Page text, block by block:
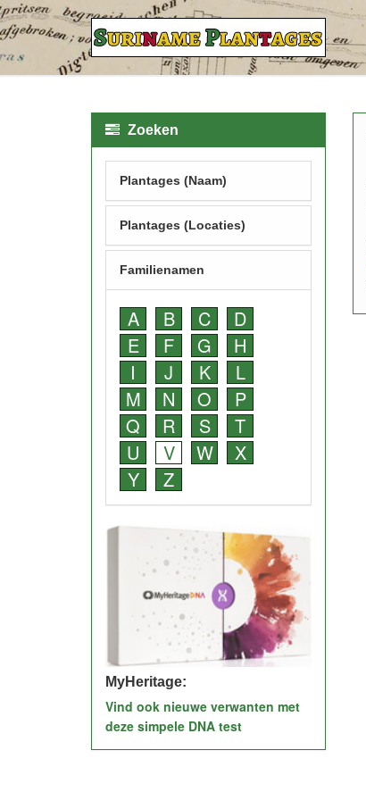
Zoeken
Plantages (Naam)
Plantages (Locaties)
Familienamen
A B C
D
E
F G
H
I
J K
L
M
N O
P
Q
R S
T
U
V W
X
Y
Z
MyHeritage:
Vind ook nieuwe verwanten met
deze simpele DNA test